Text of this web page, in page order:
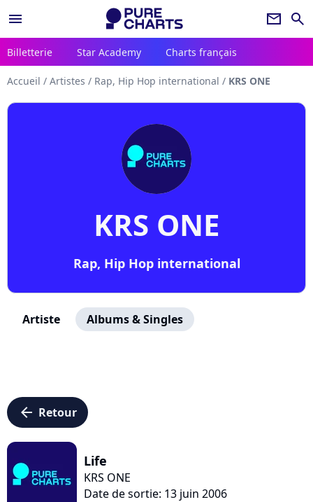
menu newsletter search
Billetterie Star Academy Charts français
Accueil / Artistes / Rap, Hip Hop international / KRS ONE
KRS ONE
Rap, Hip Hop international
Artiste Albums & Singles
arrow_left Retour
Life
KRS ONE
Date de sortie: 13 juin 2006